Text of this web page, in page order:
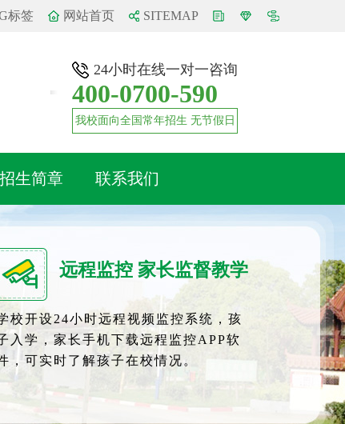
标签 网站首页 SITEMAP
24小时在线一对一咨询
400-0700-590
我校面向全国常年招生 无节假日
招生简章 联系我们
远程监控 家长监督教学
校开设24小时远程视频监控系统，孩
入学，家长手机下载远程监控APP软
，可实时了解孩子在校情况。